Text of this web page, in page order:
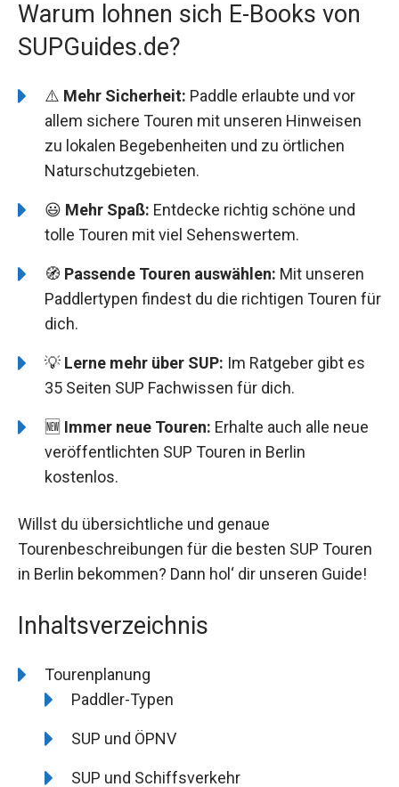
Warum lohnen sich E-Books von
SUPGuides.de?
⚠️ Mehr Sicherheit: Paddle erlaubte und vor
allem sichere Touren mit unseren Hinweisen
zu lokalen Begebenheiten und zu örtlichen
Naturschutzgebieten.
😃 Mehr Spaß: Entdecke richtig schöne und
tolle Touren mit viel Sehenswertem.
🧭 Passende Touren auswählen: Mit unseren
Paddlertypen findest du die richtigen Touren für
dich.
💡 Lerne mehr über SUP: Im Ratgeber gibt es
35 Seiten SUP Fachwissen für dich.
🆕 Immer neue Touren: Erhalte auch alle neue
veröffentlichten SUP Touren in Berlin
kostenlos.
Willst du übersichtliche und genaue
Tourenbeschreibungen für die besten SUP Touren
in Berlin bekommen? Dann hol‘ dir unseren Guide!
Inhaltsverzeichnis
Tourenplanung
Paddler-Typen
SUP und ÖPNV
SUP und Schiffsverkehr